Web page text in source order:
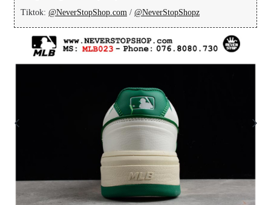
Tiktok: @NeverStopShop.com / @NeverStopShopz